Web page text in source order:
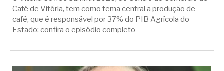
Café de Vitória, tem como tema central a produção de
café, que é responsável por 37% do PIB Agrícola do
Estado; confira o episódio completo